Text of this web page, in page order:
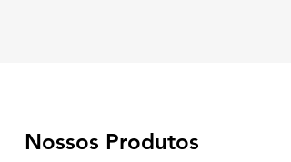
Nossos Produtos